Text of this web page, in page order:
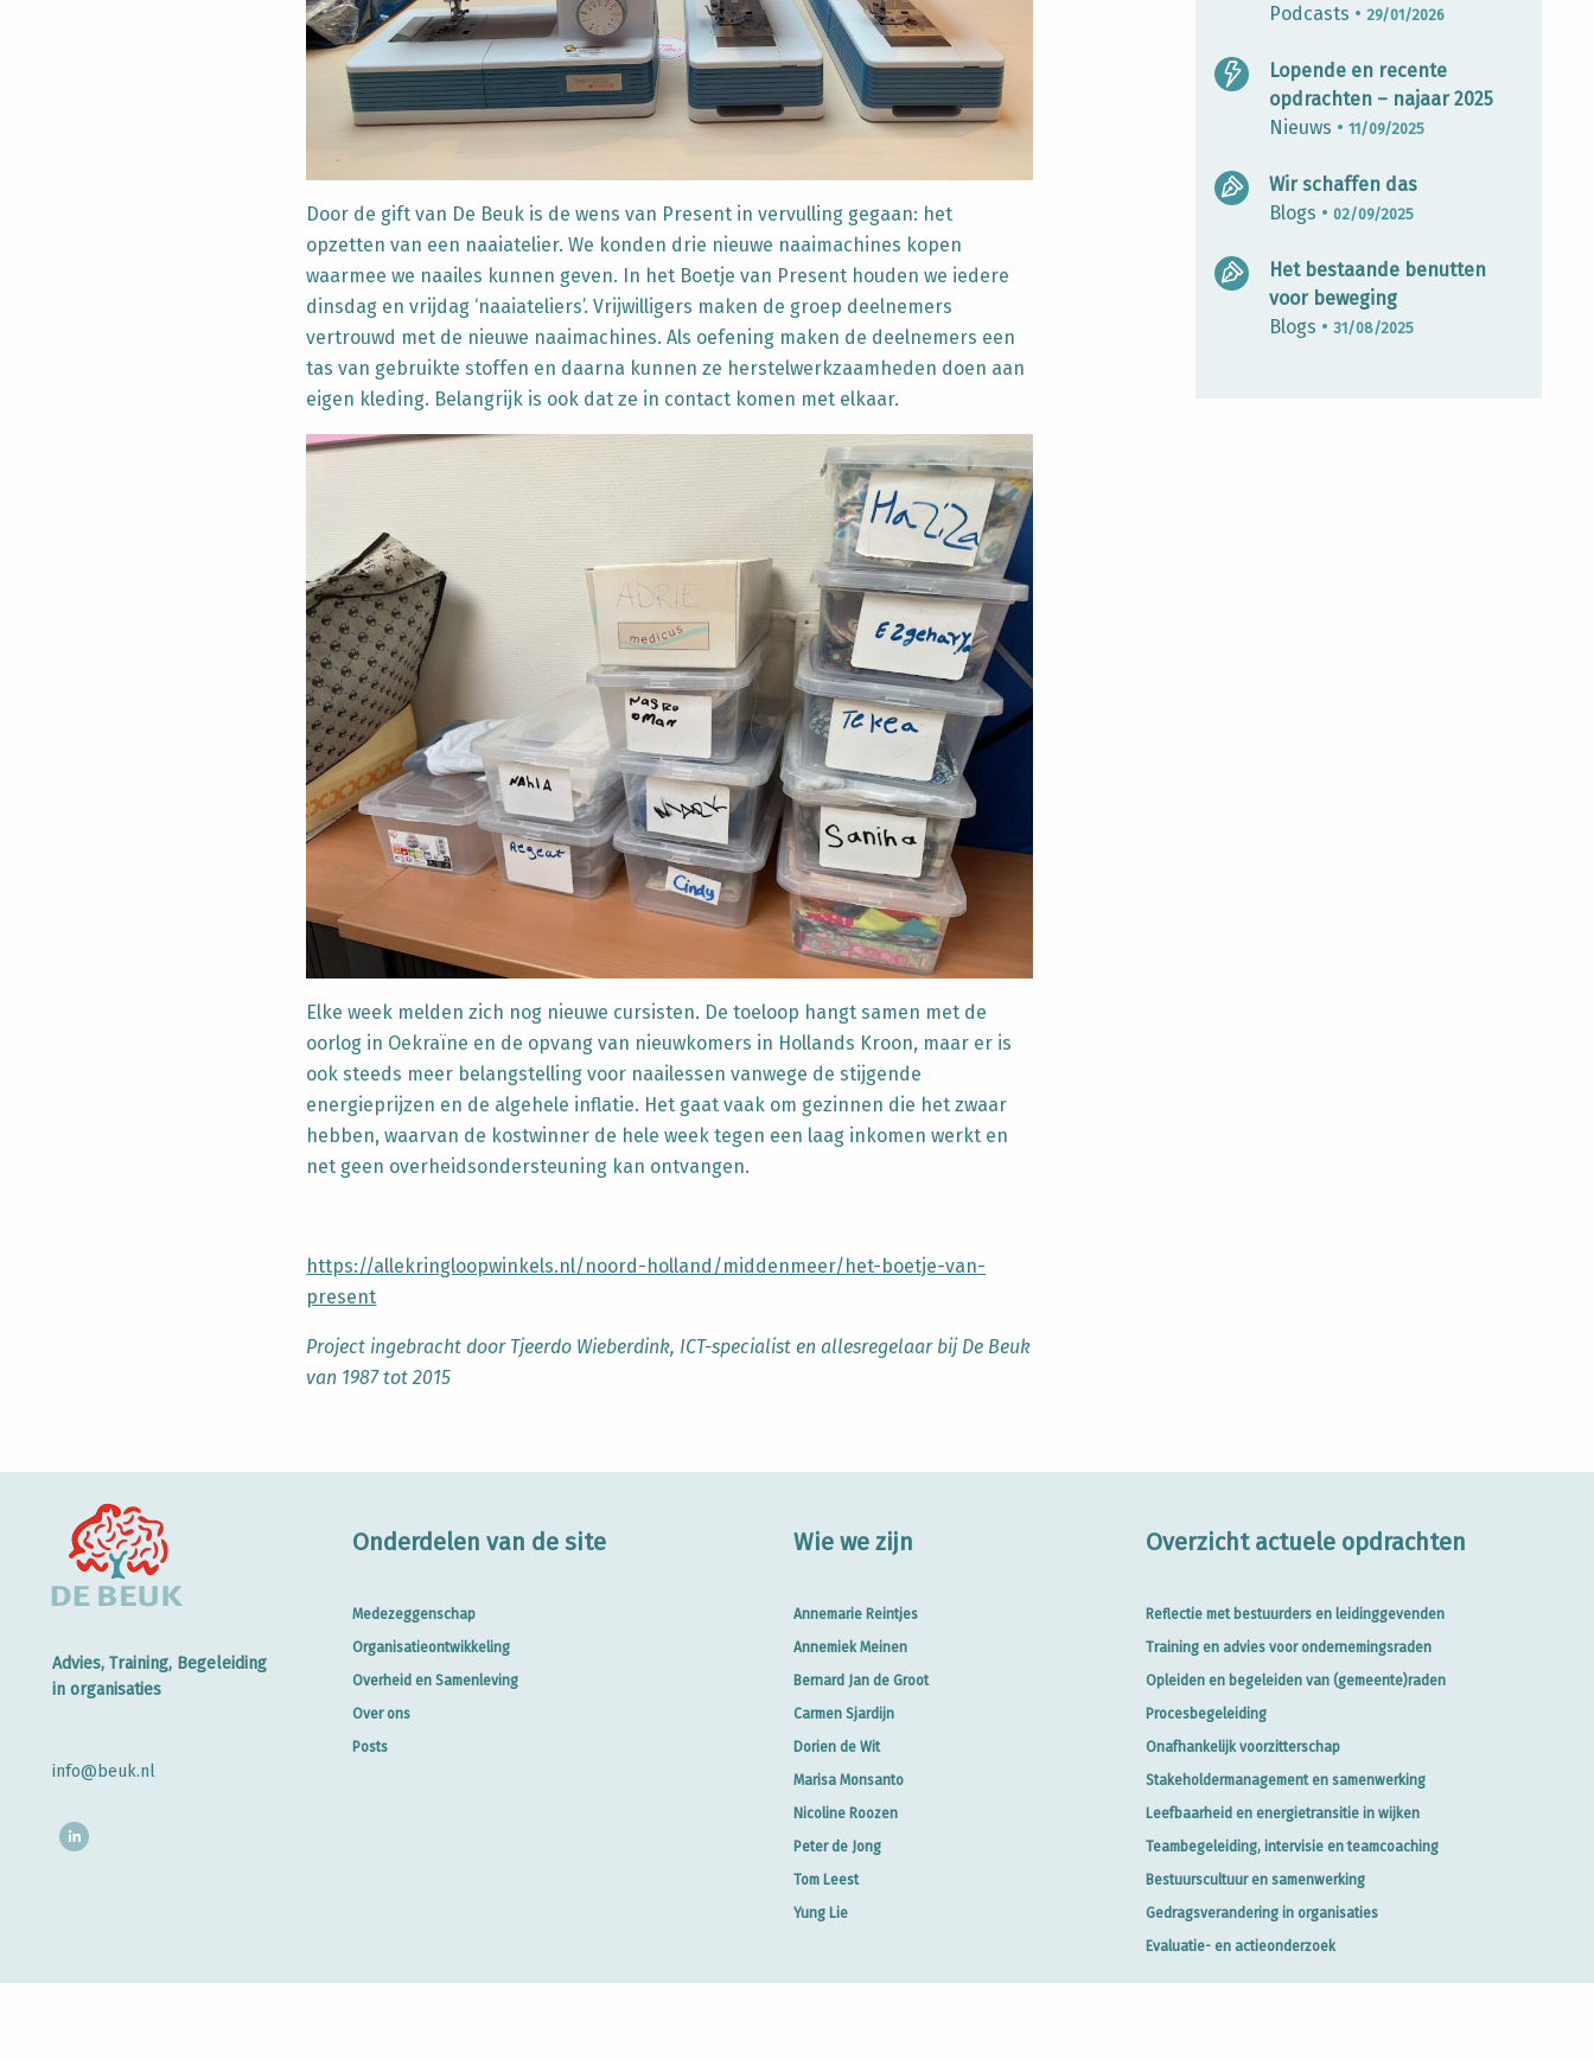
Door de gift van De Beuk is de wens van Present in vervulling gegaan: het
opzetten van een naaiatelier. We konden drie nieuwe naaimachines kopen
waarmee we naailes kunnen geven. In het Boetje van Present houden we iedere
dinsdag en vrijdag ‘naaiateliers’. Vrijwilligers maken de groep deelnemers
vertrouwd met de nieuwe naaimachines. Als oefening maken de deelnemers een
tas van gebruikte stoffen en daarna kunnen ze herstelwerkzaamheden doen aan
eigen kleding. Belangrijk is ook dat ze in contact komen met elkaar.
Elke week melden zich nog nieuwe cursisten. De toeloop hangt samen met de
oorlog in Oekraïne en de opvang van nieuwkomers in Hollands Kroon, maar er is
ook steeds meer belangstelling voor naailessen vanwege de stijgende
energieprijzen en de algehele inflatie. Het gaat vaak om gezinnen die het zwaar
hebben, waarvan de kostwinner de hele week tegen een laag inkomen werkt en
net geen overheidsondersteuning kan ontvangen.
https://allekringloopwinkels.nl/noord-holland/middenmeer/het-boetje-van-
present
Project ingebracht door Tjeerdo Wieberdink, ICT-specialist en allesregelaar bij De Beuk
van 1987 tot 2015
Podcasts • 29/01/2026
Lopende en recente
opdrachten – najaar 2025
Nieuws •11/09/2025
Wir schaffen das
Blogs •02/09/2025
Het bestaande benutten
voor beweging
Blogs •31/08/2025
Advies, Training, Begeleiding
in organisaties
info@beuk.nl
Onderdelen van de site
Medezeggenschap
Organisatieontwikkeling
Overheid en Samenleving
Over ons
Posts
Wie we zijn
Annemarie Reintjes
Annemiek Meinen
Bernard Jan de Groot
Carmen Sjardijn
Dorien de Wit
Marisa Monsanto
Nicoline Roozen
Peter de Jong
Tom Leest
Yung Lie
Overzicht actuele opdrachten
Reflectie met bestuurders en leidinggevenden
Training en advies voor ondernemingsraden
Opleiden en begeleiden van (gemeente)raden
Procesbegeleiding
Onafhankelijk voorzitterschap
Stakeholdermanagement en samenwerking
Leefbaarheid en energietransitie in wijken
Teambegeleiding, intervisie en teamcoaching
Bestuurscultuur en samenwerking
Gedragsverandering in organisaties
Evaluatie- en actieonderzoek